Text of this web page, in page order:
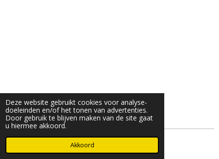
Deze website gebruikt cookies voor analyse-
doeleinden en/of het tonen van advertenties.
Door gebruik te blijven maken van de site gaat
u hiermee akkoord.
Akkoord
© 2025- 2026 Djöz mode